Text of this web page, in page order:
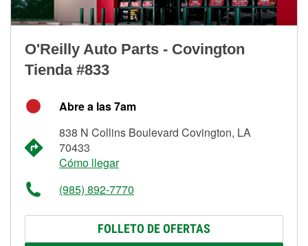
O'Reilly Auto Parts - Covington
Tienda #833
Abre a las 7am
838 N Collins Boulevard Covington, LA
70433
Cómo llegar
(985) 892-7770
FOLLETO DE OFERTAS